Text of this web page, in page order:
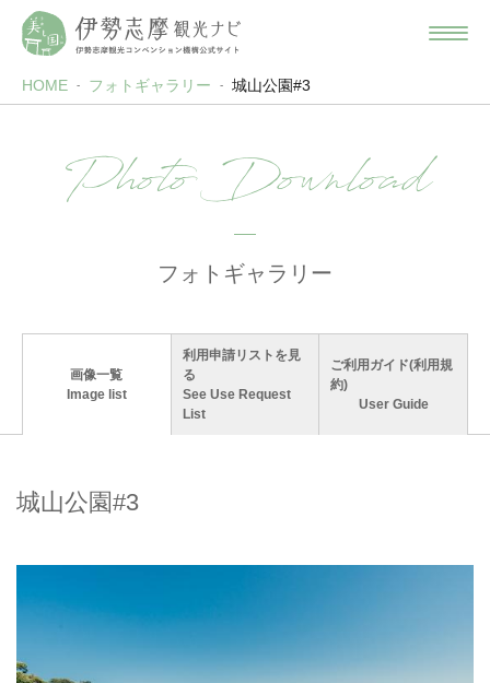
HOME フォトギャラリー 城山公園#3
Photo Download
フォトギャラリー
画像一覧
Image list
利用申請リストを見
る
See Use Request
List
ご利用ガイド(利用規
約)
User Guide
城山公園#3